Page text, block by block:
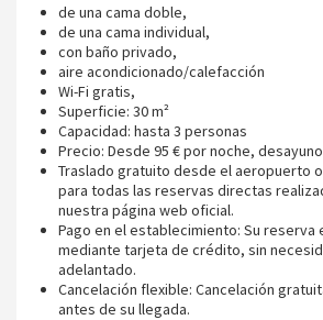
de una cama doble,
de una cama individual,
con baño privado,
aire acondicionado/calefacción
Wi-Fi gratis,
Superficie: 30 m²
Capacidad: hasta 3 personas
Precio: Desde 95 € por noche,
Traslado gratuito desde el aeropuerto
para todas las reservas directas
nuestra página web oficial.
Pago en el establecimiento: Su reserva
mediante tarjeta de crédito, sin
adelantado.
Cancelación flexible: Cancelación
antes de su llegada.